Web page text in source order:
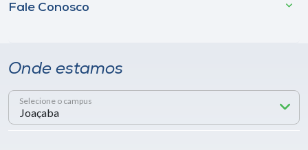
Fale Conosco
Onde estamos
Selecione o campus